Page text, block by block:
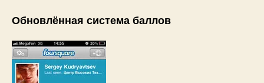
Обновлённая система баллов